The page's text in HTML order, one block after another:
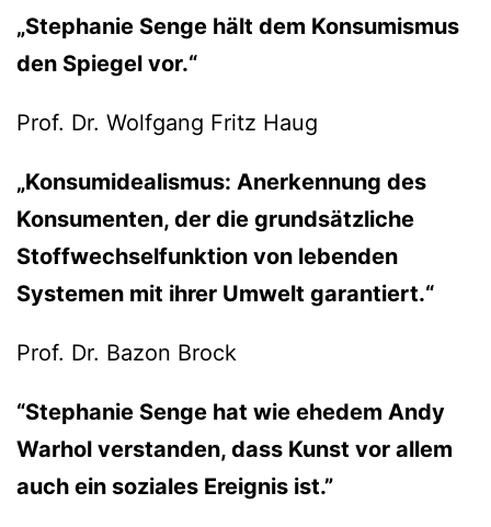
„Stephanie Senge hält dem Konsumismus
den Spiegel vor.“
Prof. Dr. Wolfgang Fritz Haug
„Konsumidealismus: Anerkennung des
Konsumenten, der die grundsätzliche
Stoffwechselfunktion von lebenden
Systemen mit ihrer Umwelt garantiert.“
Prof. Dr. Bazon Brock
“Stephanie Senge hat wie ehedem Andy
Warhol verstanden, dass Kunst vor allem
auch ein soziales Ereignis ist.”